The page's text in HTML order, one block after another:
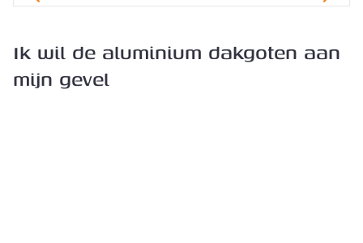
Ik wil de aluminium dakgoten aan
mijn gevel